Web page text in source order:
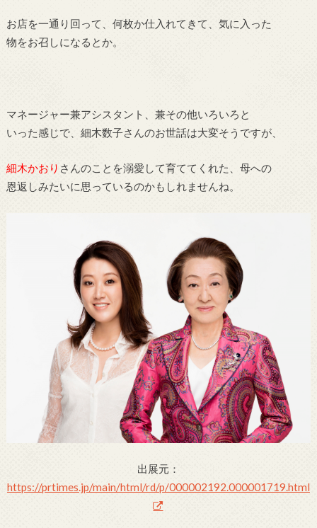
お店を一通り回って、何枚か仕入れてきて、気に入った
物をお召しになるとか。
マネージャー兼アシスタント、兼その他いろいろと
いった感じで、細木数子さんのお世話は大変そうですが、
細木かおり さんのことを溺愛して育ててくれた、母への
恩返しみたいに思っているのかもしれませんね。
出展元：
https://prtimes.jp/main/html/rd/p/000002192.000001719.html